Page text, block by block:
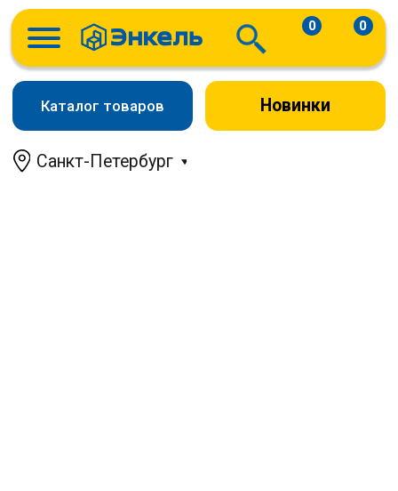
Новинки
Санкт-Петербург